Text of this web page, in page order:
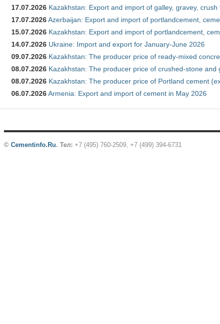
17.07.2026 Kazakhstan: Export and import of galley, gravey,
17.07.2026Azerbaijan: Export and import of portlandcement,
15.07.2026 Kazakhstan: Export and import of portlandcement,
14.07.2026 Ukraine: Import and export for January-June 2026
09.07.2026 Kazakhstan: The producer price of ready-mixed
08.07.2026 Kazakhstan: The producer price of crushed-stone and
08.07.2026 Kazakhstan: The producer price of Portland cement
06.07.2026Armenia: Export and import of cement in May 2026
© Cementinfo.Ru. Тел: +7 (495) 760-2509, +7 (499) 394-6731